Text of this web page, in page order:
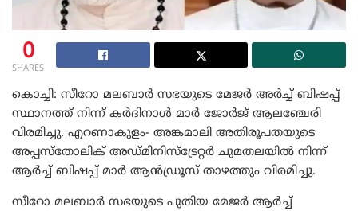
0
SHARES
കൊച്ചി: സീറോ മലബാര്‍ സഭയുടെ മേജര്‍ അര്‍ച്ച് ബിഷപ്പ്
സ്ഥാനത്ത് നിന്ന് കര്‍ദിനാള്‍ മാര്‍ ജോര്‍ജ് ആലഞ്ചേരി
വിരമിച്ചു. എറണാകുളം- അങ്കമാലി അതിരൂപതയുടെ
അപ്പസ്‌തോലിക് അഡ്മിനിസ്‌ട്രേറ്റര്‍ ചുമതലയില്‍ നിന്ന്
ആര്‍ച്ച് ബിഷപ്പ് മാര്‍ ആന്‍ഡ്രൂസ് താഴത്തും വിരമിച്ചു.
സീറോ മലബാര്‍ സഭയുടെ പുതിയ മേജര്‍ ആര്‍ച്ച്